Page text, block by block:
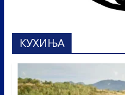
КУХИЊА